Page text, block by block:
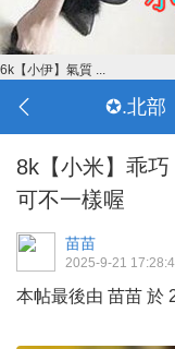
6k【小伊】氣質 ...
8k【小米】乖
可不一樣喔
苗苗
2025-9-21
本帖最後由 苗苗 於